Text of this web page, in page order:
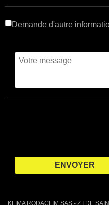
Demande d'autre
KLIMA RODACLIM SAS - Z.I DE